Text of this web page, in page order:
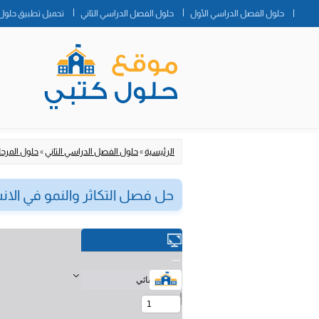
حلول الفصل الدراسي الأول حلول الفصل الدراسي الثاني تحميل تطبيق
الرئيسية»حلول الفصل الدراسي الثاني»حلول
حل فصل التكاثر والنمو في الانسان